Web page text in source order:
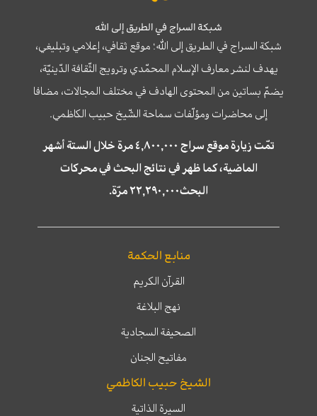
شبكة السراج في الطريق إلى الله
شبكة السراج في الطريق إلى الله؛ موقع ثقافي، إعلامي وتبليغي،
يهدف لنشر معارف الإسلام المحمّدي وترويج الثّقافة الدّينيّة،
يضمّ بساتين من المحتوى الهادف في مختلف المجالات، مضافا
إلى محاضرات ومؤلّفات سماحة الشّيخ حبيب الكاظمي.
تمّت زيارة موقع سراج ٤,٨٠٠,٠٠٠ مرة خلال الستة أشهر
الماضية، كما ظهر في نتائج البحث في محركات
البحث٢٢,٢٩٠,٠٠٠ مرّة.
منابع الحكمة
القرآن الكريم
نهج البلاغة
الصحيفة السجادية
مفاتيح الجنان
الشيخ حبيب الكاظمي
السيرة الذاتية